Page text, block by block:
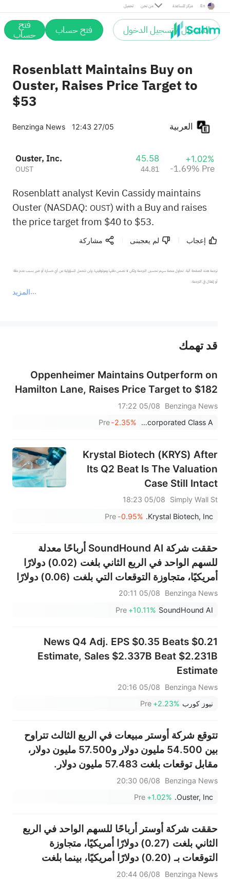
تحميل من نحن مركز المساعدة En
التسجيل / تسجيل الدخول فتح حساب فتح
حساب
Rosenblatt Maintains Buy on
Ouster, Raises Price Target to
$53
Benzinga News 12:43 27/05
Ouster, Inc.
OUST
45.58
44.81
+1.02%
-1.69% Pre
Rosenblatt analyst Kevin Cassidy maintains
Ouster (NASDAQ: OUST) with a Buy and raises
the price target from $40 to $53.
إعجاب لم يعجبنى مشاركة
المزيد
ترجمة هذه الصفحة آلية. تحاول منصة سهم تحسين الترجمة ولكن لا تضمن دقتها وموثوقيتها، ولن تتحمل المسؤولية عن أي خسارة أو ضرر بسبب عدم دقة
أو إغفال في الترجمة.
عند الضرورة، يرجى استشارة مستشار استثمار محترف. لا تقدم منصة سهم أي مشورة استثمارية، ولا تقدم أي التزامات أو ضمانات.
قد تهمك
Oppenheimer Maintains Outperform on
Hamilton Lane, Raises Price Target to $182
Benzinga News
05/08 17:22
Hamilton Lane Incorporated Class A
-2.35%
Pre
Krystal Biotech (KRYS) After
Its Q2 Beat Is The Valuation
Case Still Intact
Simply Wall St
05/08 18:23
Krystal Biotech, Inc.
-0.95%
Pre
حققت شركة SoundHound AI أرباحًا معدلة
للسهم الواحد في الربع الثاني بلغت (0.02) دولارًا
أمريكيًا، متجاوزة التوقعات التي بلغت (0.06) دولارًا
Benzinga News
05/08 20:11
SoundHound AI
+10.11%
Pre
News Q4 Adj. EPS $0.35 Beats $0.21
Estimate, Sales $2.337B Beat $2.231B
Estimate
Benzinga News
05/08 20:16
نيوز كورب +2.23%
Pre
تتوقع شركة أوستر مبيعات في الربع الثالث تتراوح
بين 54.500 مليون دولار و57.500 مليون دولار،
مقابل توقعات بلغت 57.483 مليون دولار.
Benzinga News
06/08 20:30
Ouster, Inc.
+1.02%
Pre
حققت شركة أوستر أرباحًا للسهم الواحد في الربع
الثاني بلغت (0.27) دولارًا أمريكيًا، متجاوزة
التوقعات بـ (0.20) دولارًا أمريكيًا، بينما بلغت
المبيعات 54.626 مليون دولار أمريكي، متجاوزة
Benzinga News
06/08 20:44